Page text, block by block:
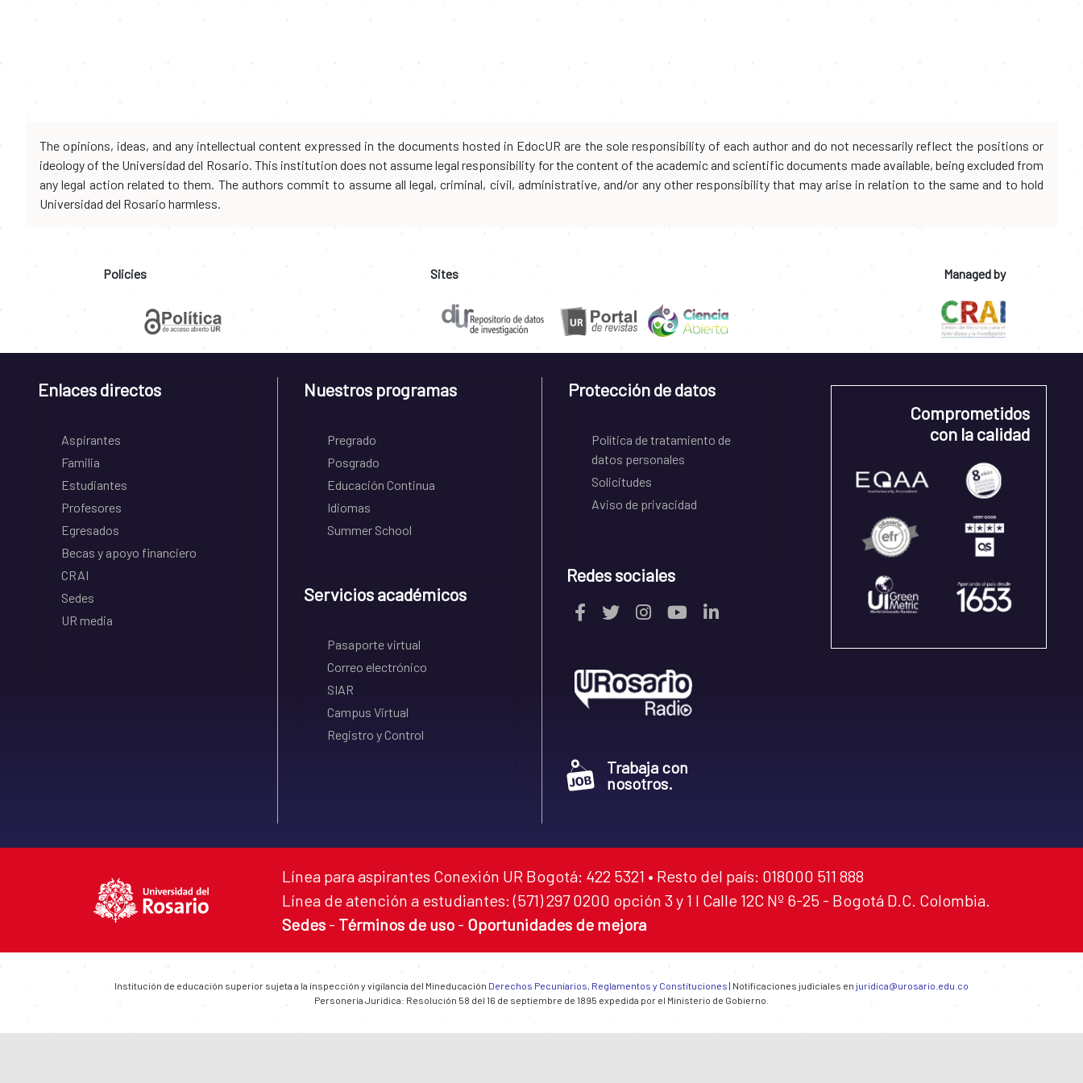
The opinions, ideas, and any intellectual content expressed in the documents hosted in EdocUR are the sole responsibility of each author and do not necessarily reflect the positions or
ideology of the Universidad del Rosario. This institution does not assume legal responsibility for the content of the academic and scientific documents made available, being excluded from
any legal action related to them. The authors commit to assume all legal, criminal, civil, administrative, and/or any other responsibility that may arise in relation to the same and to hold
Universidad del Rosario harmless.
Policies Sites Managed by
Enlaces directos
Aspirantes
Familia
Estudiantes
Profesores
Egresados
Becas y apoyo financiero
CRAI
Sedes
UR media
Nuestros programas
Pregrado
Posgrado
Educación Continua
Idiomas
Summer School
Servicios académicos
Pasaporte virtual
Correo electrónico
SIAR
Campus Virtual
Registro y Control
Protección de datos
Política de tratamiento de
datos personales
Solicitudes
Aviso de privacidad
Redes sociales
Trabaja con
nosotros.
Comprometidos
con la calidad
Línea para aspirantes Conexión UR Bogotá: 422 5321 • Resto del país: 018000 511 888
Línea de atención a estudiantes: (571) 297 0200 opción 3 y 1 I Calle 12C Nº 6-25 - Bogotá D.C. Colombia.
Sedes - Términos de uso - Oportunidades de mejora
Institución de educación superior sujeta a la inspección y vigilancia del Mineducación Derechos Pecuniarios, Reglamentos y Constituciones | Notificaciones judiciales en juridica@urosario.edu.co
Personería Jurídica: Resolución 58 del 16 de septiembre de 1895 expedida por el Ministerio de Gobierno.